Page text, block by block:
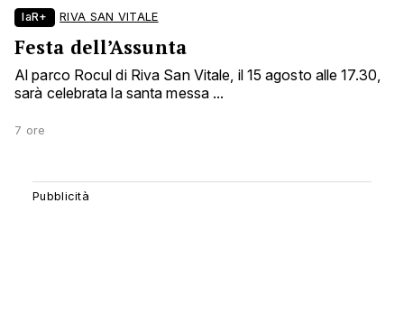
laR+ RIVA SAN VITALE
Festa dell’Assunta
Al parco Rocul di Riva San Vitale, il 15 agosto alle 17.30,
sarà celebrata la santa messa ...
7 ore